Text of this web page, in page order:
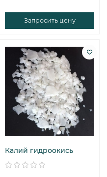
Запросить цену
Калий гидроокись